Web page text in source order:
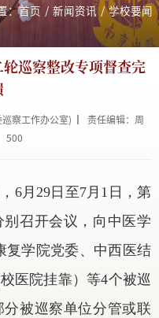
：首页 / 新闻资讯 / 学校要闻
巡察整改专项督查完
察工作办公室)
责任编辑：周
500
6月29日至7月1日，第
召开会议，向中医学
复学院党委、中西医结
医院挂靠）等4个被巡
被巡察单位分管或联